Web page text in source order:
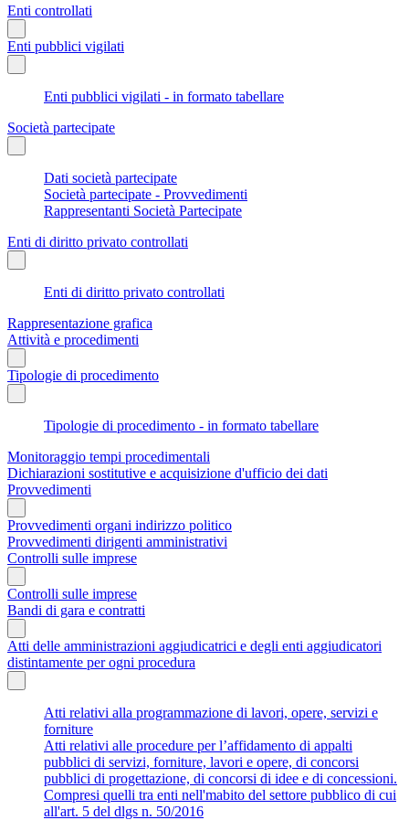
Enti controllati
Enti pubblici vigilati
Enti pubblici vigilati - in formato tabellare
Società partecipate
Dati società partecipate
Società partecipate - Provvedimenti
Rappresentanti Società Partecipate
Enti di diritto privato controllati
Enti di diritto privato controllati
Rappresentazione grafica
Attività e procedimenti
Tipologie di procedimento
Tipologie di procedimento - in formato tabellare
Monitoraggio tempi procedimentali
Dichiarazioni sostitutive e acquisizione d'ufficio dei dati
Provvedimenti
Provvedimenti organi indirizzo politico
Provvedimenti dirigenti amministrativi
Controlli sulle imprese
Controlli sulle imprese
Bandi di gara e contratti
Atti delle amministrazioni aggiudicatrici e degli enti aggiudicatori
distintamente per ogni procedura
Atti relativi alla programmazione di lavori, opere, servizi e
forniture
Atti relativi alle procedure per l’affidamento di appalti
pubblici di servizi, forniture, lavori e opere, di concorsi
pubblici di progettazione, di concorsi di idee e di concessioni.
Compresi quelli tra enti nell'mabito del settore pubblico di cui
all'art. 5 del dlgs n. 50/2016